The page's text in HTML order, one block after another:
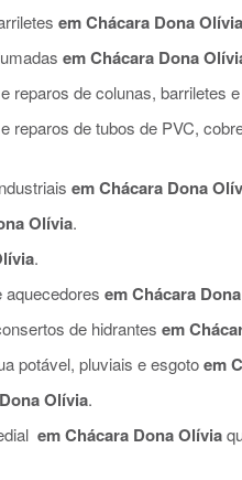
em Chácara Dona Olívia
em Chácara Dona
reparos de colunas, barriletes
reparos de tubos de PVC,
em Chácara Dona
Olívia.
.
aquecedores em Chácara
de hidrantes em
potável, pluviais e esgotoem
Olívia.
em Chácara Dona Olívia